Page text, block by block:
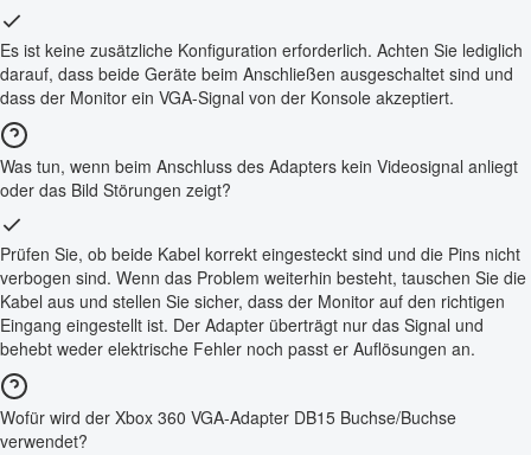
Es ist keine zusätzliche Konfiguration erforderlich. Achten Sie lediglich
darauf, dass beide Geräte beim Anschließen ausgeschaltet sind und
dass der Monitor ein VGA-Signal von der Konsole akzeptiert.
Was tun, wenn beim Anschluss des Adapters kein Videosignal anliegt
oder das Bild Störungen zeigt?
Prüfen Sie, ob beide Kabel korrekt eingesteckt sind und die Pins nicht
verbogen sind. Wenn das Problem weiterhin besteht, tauschen Sie die
Kabel aus und stellen Sie sicher, dass der Monitor auf den richtigen
Eingang eingestellt ist. Der Adapter überträgt nur das Signal und
behebt weder elektrische Fehler noch passt er Auflösungen an.
Wofür wird der Xbox 360 VGA-Adapter DB15 Buchse/Buchse
verwendet?